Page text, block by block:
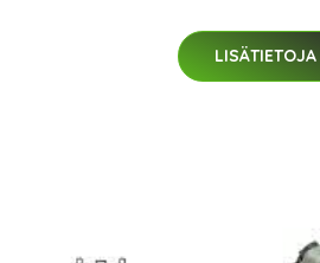
LISÄTIETOJA